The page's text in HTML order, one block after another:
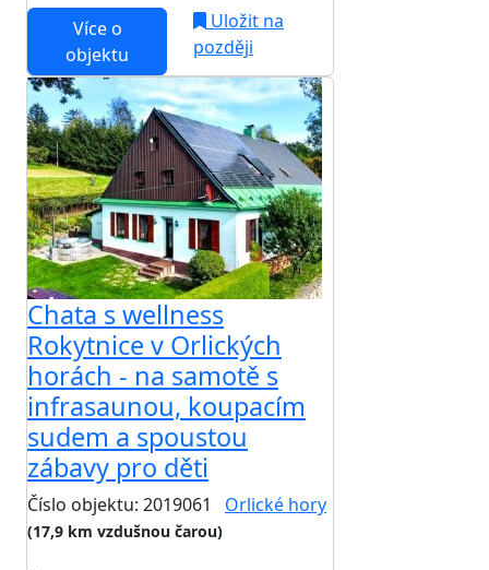
Více o
objektu
Uložit na
později
Chata s wellness
Rokytnice v Orlických
horách - na samotě s
infrasaunou, koupacím
sudem a spoustou
zábavy pro děti
Číslo objektu: 2019061 Orlické hory
(17,9 km vzdušnou čarou)